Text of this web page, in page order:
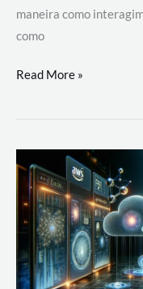
maneira como
como
Desenvolvimento
um
com
AWS
Read More »